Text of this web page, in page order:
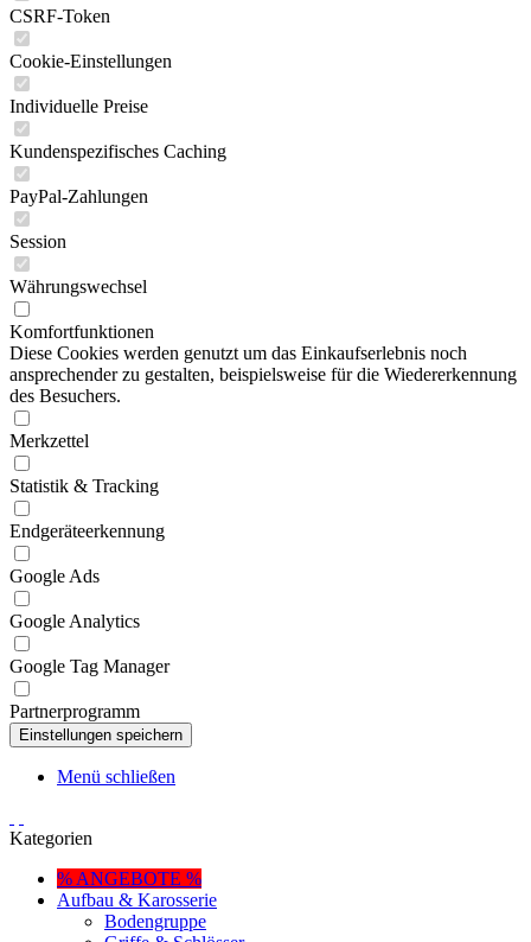
CSRF-Token
Cookie-Einstellungen
Individuelle Preise
Kundenspezifisches Caching
PayPal-Zahlungen
Session
Währungswechsel
Komfortfunktionen
Diese Cookies werden genutzt um das Einkaufserlebnis noch
ansprechender zu gestalten, beispielsweise für die Wiedererkennung
des Besuchers.
Merkzettel
Statistik & Tracking
Endgeräteerkennung
Google Ads
Google Analytics
Google Tag Manager
Partnerprogramm
Menü schließen
Kategorien
% ANGEBOTE %
Aufbau & Karosserie
Bodengruppe